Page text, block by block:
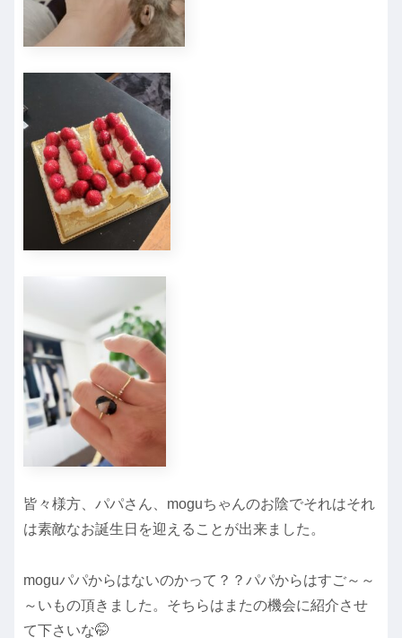
皆々様方、パパさん、moguちゃんのお陰でそれはそれ
は素敵なお誕生日を迎えることが出来ました。
moguパパからはないのかって？？パパからはすご～～
～いもの頂きました。そちらはまたの機会に紹介させ
て下さいな🤭